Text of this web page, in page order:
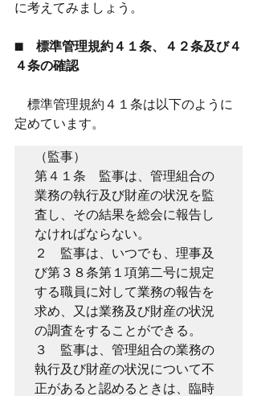
に考えてみましょう。
■　標準管理規約４１条、４２条及び４
４条の確認
標準管理規約４１条は以下のように
定めています。
（監事）
第４１条　監事は、管理組合の
業務の執行及び財産の状況を監
査し、その結果を総会に報告し
なければならない。
２　監事は、いつでも、理事及
び第３８条第１項第二号に規定
する職員に対して業務の報告を
求め、又は業務及び財産の状況
の調査をすることができる。
３　監事は、管理組合の業務の
執行及び財産の状況について不
正があると認めるときは、臨時